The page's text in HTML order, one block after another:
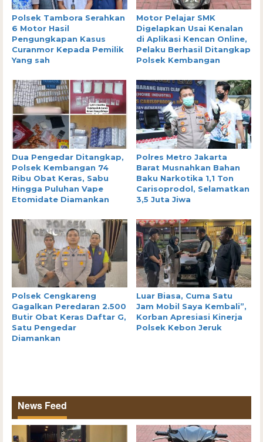
Polsek Tambora Serahkan
6 Motor Hasil
Pengungkapan Kasus
Curanmor Kepada Pemilik
Yang sah
Motor Pelajar SMK
Digelapkan Usai Kenalan
di Aplikasi Kencan Online,
Pelaku Berhasil Ditangkap
Polsek Kembangan
Dua Pengedar Ditangkap,
Polsek Kembangan 74
Ribu Obat Keras, Sabu
Hingga Puluhan Vape
Etomidate Diamankan
Polres Metro Jakarta
Barat Musnahkan Bahan
Baku Narkotika 1,1 Ton
Carisoprodol, Selamatkan
3,5 Juta Jiwa
Polsek Cengkareng
Gagalkan Peredaran 2.500
Butir Obat Keras Daftar G,
Satu Pengedar
Diamankan
Luar Biasa, Cuma Satu
Jam Mobil Saya Kembali”,
Korban Apresiasi Kinerja
Polsek Kebon Jeruk
News Feed